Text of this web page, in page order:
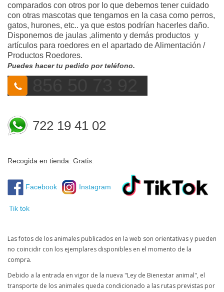
comparados con otros por lo que debemos tener cuidado
con otras mascotas que tengamos en la casa como perros,
gatos, hurones, etc.. ya que estos podrían hacerles daño.
Disponemos de jaulas ,alimento y demás productos y
artículos para roedores en el apartado de Alimentación /
Productos Roedores.
Puedes hacer tu pedido por teléfono.
722 19 41 02
Recogida en tienda: Gratis.
Facebook Instagram
Tik tok
Las fotos de los animales publicados en la web son orientativas y pueden
no coincidir con los ejemplares disponibles en el momento de la
compra.
Debido a la entrada en vigor de la nueva "Ley de Bienestar animal", el
transporte de los animales queda condicionado a las rutas previstas por